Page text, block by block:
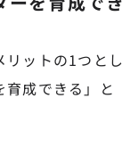
リットの1つとし
成できる」と